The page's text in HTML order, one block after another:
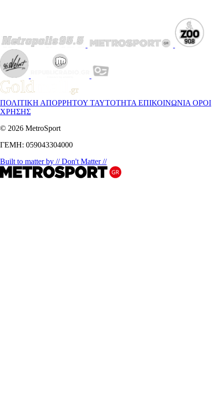
ΠΟΛΙΤΙΚΗ ΑΠΟΡΡΗΤΟΥ ΤΑΥΤΟΤΗΤΑ ΕΠΙΚΟΙΝΩΝΙΑ ΟΡΟΙ
ΧΡΗΣΗΣ
© 2026 MetroSport
ΓΕΜΗ: 059043304000
Built to matter by // Don't Matter //